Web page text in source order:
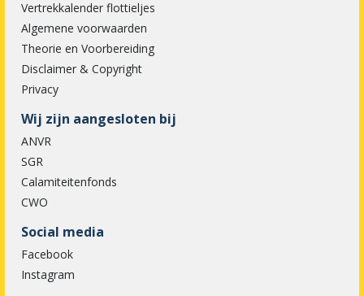
Vertrekkalender flottieljes
Algemene voorwaarden
Theorie en Voorbereiding
Disclaimer & Copyright
Privacy
Wij zijn aangesloten bij
ANVR
SGR
Calamiteitenfonds
CWO
Social media
Facebook
Instagram